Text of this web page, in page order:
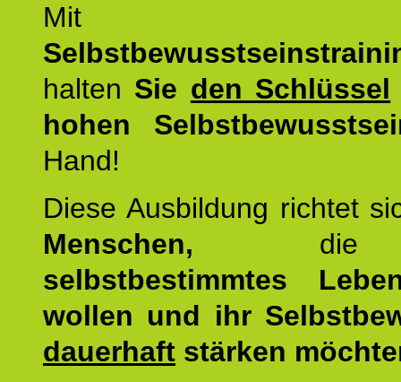
Mit
halten Sie den Schlüssel
hohen
Hand!
Diese Ausbildung richtet
Menschen,
selbstbestimmtes
wollen und ihr
dauerhaft stärken